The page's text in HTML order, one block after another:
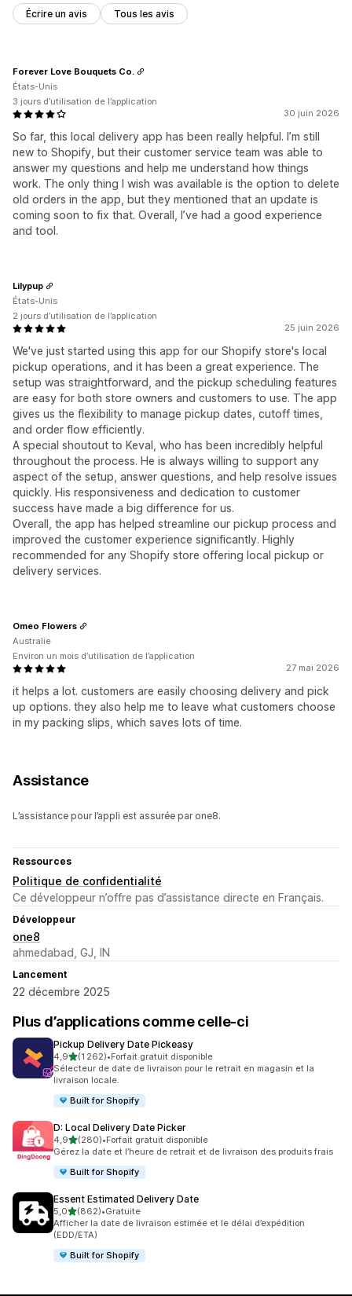
Écrire un avis Tous les avis
30 juin 2026
So far, this local delivery app has been really helpful. I’m still
new to Shopify, but their customer service team was able to
answer my questions and help me understand how things
work. The only thing I wish was available is the option to delete
old orders in the app, but they mentioned that an update is
coming soon to fix that. Overall, I’ve had a good experience
and tool.
Forever Love Bouquets Co.
États-Unis
3 jours d’utilisation de l’application
25 juin 2026
We've just started using this app for our Shopify store's local
pickup operations, and it has been a great experience. The
setup was straightforward, and the pickup scheduling features
are easy for both store owners and customers to use. The app
gives us the flexibility to manage pickup dates, cutoff times,
and order flow efficiently.
A special shoutout to Keval, who has been incredibly helpful
throughout the process. He is always willing to support any
aspect of the setup, answer questions, and help resolve issues
quickly. His responsiveness and dedication to customer
success have made a big difference for us.
Overall, the app has helped streamline our pickup process and
improved the customer experience significantly. Highly
recommended for any Shopify store offering local pickup or
delivery services.
Lilypup
États-Unis
2 jours d’utilisation de l’application
27 mai 2026
it helps a lot. customers are easily choosing delivery and pick
up options. they also help me to leave what customers choose
in my packing slips, which saves lots of time.
Omeo Flowers
Australie
Environ un mois d’utilisation de l’application
Assistance
L’assistance pour l’appli est assurée par one8.
Ressources
Politique de confidentialité
Ce développeur n’offre pas d’assistance directe en Français.
Développeur
one8
ahmedabad, GJ, IN
Lancement
22 décembre 2025
Plus d’applications comme celle-ci
Pickup Delivery Date Pickeasy
4,9étoile(s) sur 5
(1 262)
1262 avis au total
•Forfait gratuit disponible
Sélecteur de date de livraison pour le retrait en magasin et la
livraison locale.
Built for Shopify
D: Local Delivery Date Picker
4,9étoile(s) sur 5
(280)
280 avis au total
•Forfait gratuit disponible
Gérez la date et l’heure de retrait et de livraison des produits frais
Built for Shopify
Essent Estimated Delivery Date
5,0étoile(s) sur 5
(862)
862 avis au total
•Gratuite
Afficher la date de livraison estimée et le délai d’expédition
(EDD/ETA)
Built for Shopify